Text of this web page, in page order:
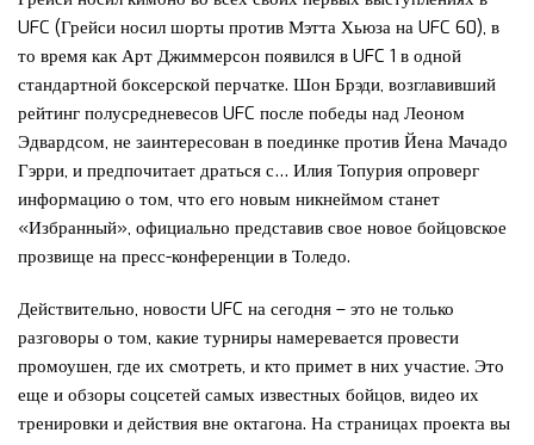
UFC (Грейси носил шорты против Мэтта Хьюза на UFC 60), в
то время как Арт Джиммерсон появился в UFC 1 в одной
стандартной боксерской перчатке. Шон Брэди, возглавивший
рейтинг полусредневесов UFC после победы над Леоном
Эдвардсом, не заинтересован в поединке против Йена Мачадо
Гэрри, и предпочитает драться с… Илия Топурия опроверг
информацию о том, что его новым никнеймом станет
«Избранный», официально представив свое новое бойцовское
прозвище на пресс-конференции в Толедо.
Действительно, новости UFC на сегодня – это не только
разговоры о том, какие турниры намеревается провести
промоушен, где их смотреть, и кто примет в них участие. Это
еще и обзоры соцсетей самых известных бойцов, видео их
тренировки и действия вне октагона. На страницах проекта вы